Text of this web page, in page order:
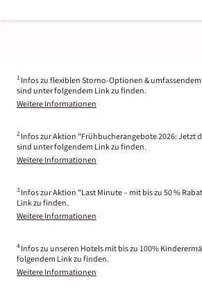
1 Infos zu flexiblen Storno-Optionen &
sind unter folgendem Link zu finden.
Weitere Informationen
2 Infos zur Aktion "Frühbucherangebote 2026: Jetzt
sind unter folgendem Link zu finden.
Weitere Informationen
3 Infos zur Aktion "Last Minute – mit bis zu 50 %
Link zu finden.
Weitere Informationen
4 Infos zu unseren Hotels mit bis zu 100%
folgendem Link zu finden.
Weitere Informationen